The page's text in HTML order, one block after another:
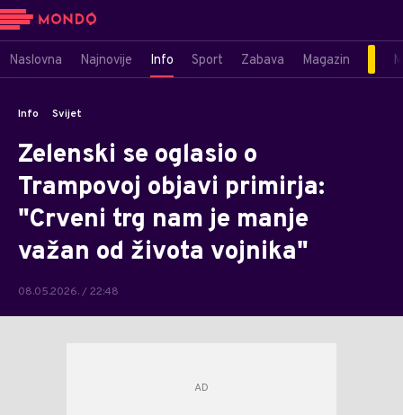
Naslovna Najnovije Info Sport Zabava Magazin
Info Svijet
Zelenski se oglasio o
Trampovoj objavi primirja:
"Crveni trg nam je manje
važan od života vojnika"
08.05.2026. / 22:48